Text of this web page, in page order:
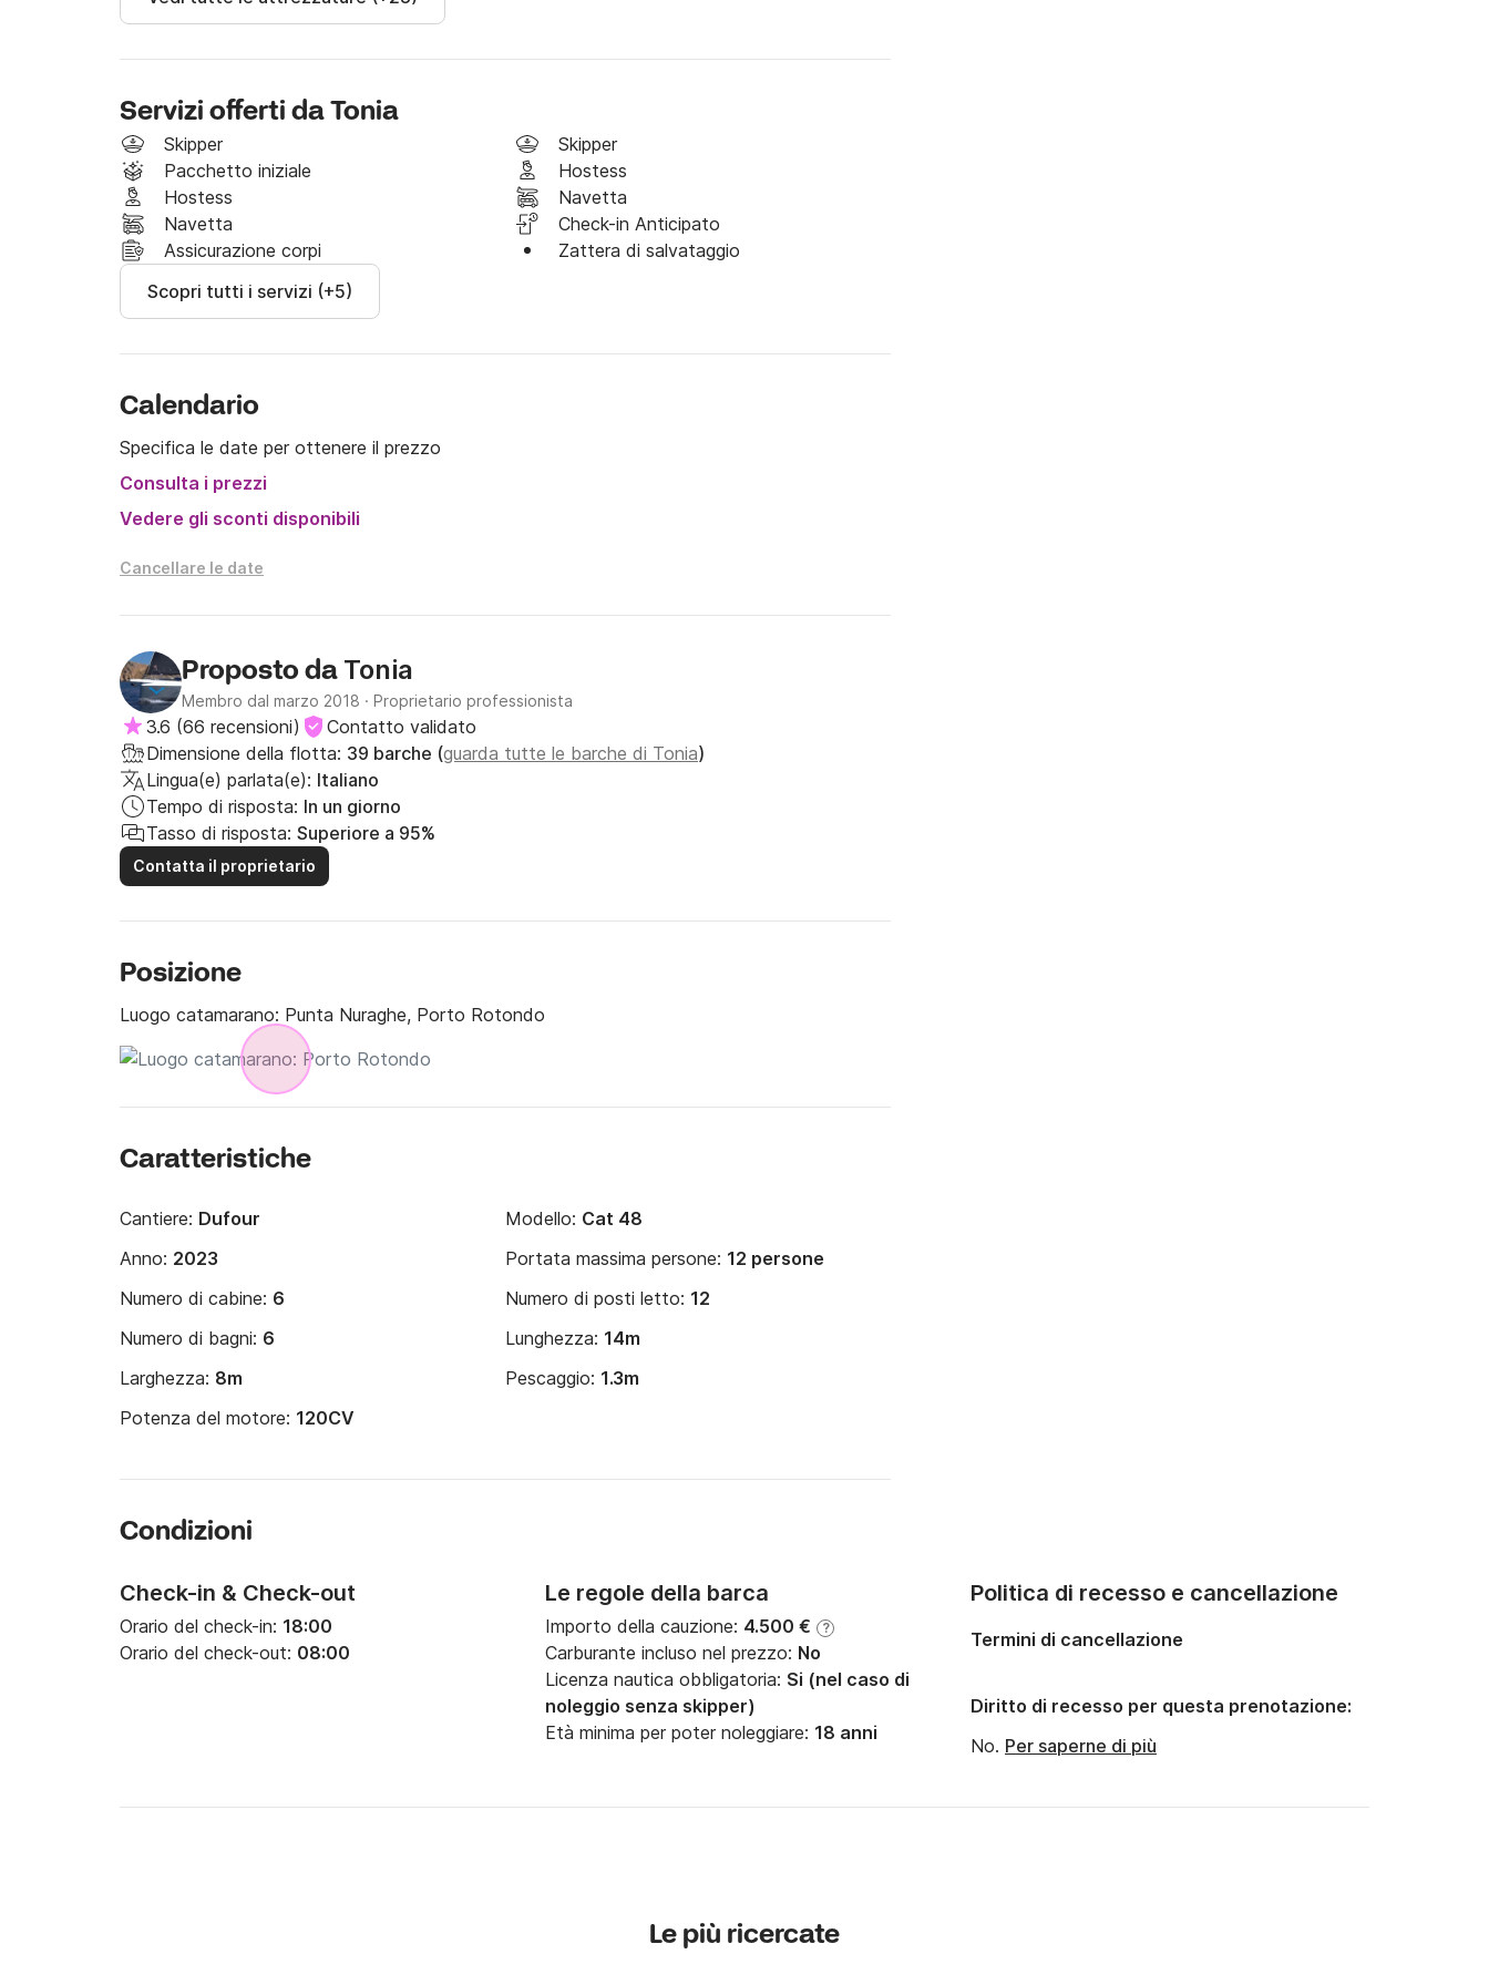
Servizi offerti da Tonia
Skipper
Skipper
Pacchetto iniziale
Hostess
Hostess
Navetta
Navetta
Check-in Anticipato
Assicurazione corpi
Zattera di salvataggio
Scopri tutti i servizi (+5)
Calendario
Specifica le date per ottenere il prezzo
Consulta i prezzi
Vedere gli sconti disponibili
Cancellare le date
Proposto da Tonia
Membro dal marzo 2018 · Proprietario professionista
3.6 (66 recensioni)
Contatto validato
Dimensione della flotta: 39 barche (guarda tutte le barche di Tonia)
Lingua(e) parlata(e): Italiano
Tempo di risposta: In un giorno
Tasso di risposta: Superiore a 95%
Contatta il proprietario
Posizione
Luogo catamarano: Punta Nuraghe, Porto Rotondo
Caratteristiche
Cantiere: Dufour Modello: Cat 48
Anno: 2023 Portata massima persone: 12 persone
Numero di cabine: 6 Numero di posti letto: 12
Numero di bagni: 6 Lunghezza: 14m
Larghezza: 8m Pescaggio: 1.3m
Potenza del motore: 120CV
Condizioni
Check-in & Check-out
Orario del check-in: 18:00
Orario del check-out: 08:00
Le regole della barca
Importo della cauzione: 4.500 € ?
Carburante incluso nel prezzo: No
Licenza nautica obbligatoria: Si (nel caso di
noleggio senza skipper)
Età minima per poter noleggiare: 18 anni
Politica di recesso e cancellazione
Termini di cancellazione
Diritto di recesso per questa prenotazione:
No. Per saperne di più
Le più ricercate